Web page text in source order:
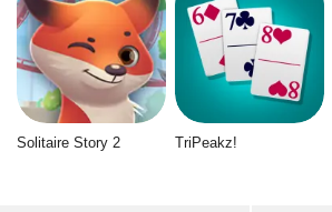
Solitaire Story 2 TriPeakz!